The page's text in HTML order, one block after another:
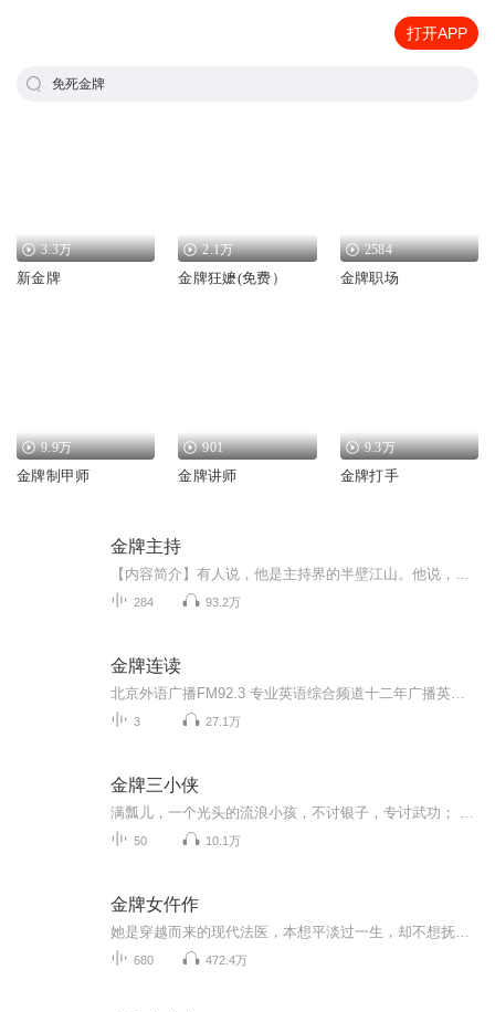
打开APP
免死金牌
3.3万
新金牌
2.1万
金牌狂嬷(免费）
2584
金牌职场
9.9万
金牌制甲师
901
金牌讲师
9.3万
金牌打手
金牌主持
284 93.2万
金牌连读
3 27.1万
金牌三小侠
50 10.1万
金牌女仵作
680 472.4万